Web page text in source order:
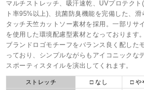
マルチストレッチ、吸汗速乾、UVプロテク
ト率95%以上)、抗菌防臭機能を完備した、
タッチ天竺カットソー素材を採用。一部リサ
を使用した環境配慮型素材となっております
ブランドロゴモチーフをバランス良く配した
っており、シンプルながらもアイコニックな
スポーティスタイルを演出してくれます。
ストレッチ □ なし □ や